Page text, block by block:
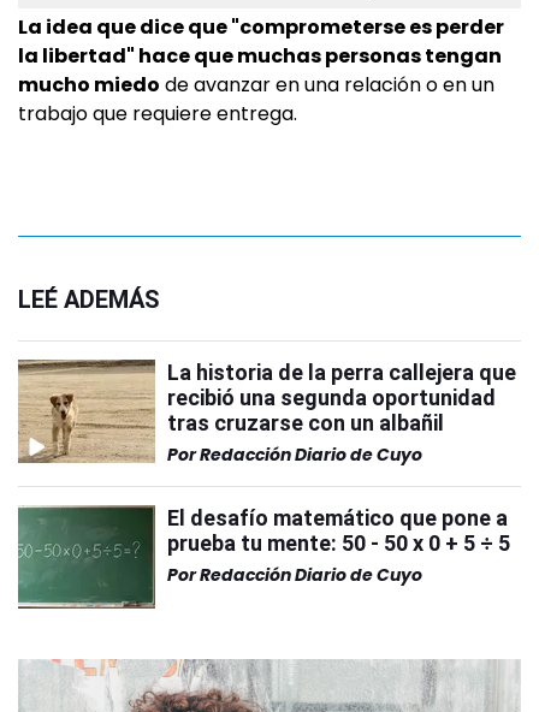
La idea que dice que "comprometerse es perder
la libertad" hace que muchas personas tengan
mucho miedo de avanzar en una relación o en un
trabajo que requiere entrega.
LEÉ ADEMÁS
La historia de la perra callejera que
recibió una segunda oportunidad
tras cruzarse con un albañil
PorRedacción Diario de Cuyo
El desafío matemático que pone a
prueba tu mente: 50 - 50 x 0 + 5 ÷ 5
PorRedacción Diario de Cuyo